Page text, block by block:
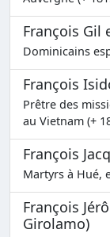
François Gil
Dominicains
François
Prêtre des
au Vietnam (+
François
Martyrs à Hué,
François
Girolamo)